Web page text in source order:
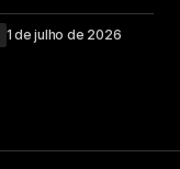
1 de julho de 2026